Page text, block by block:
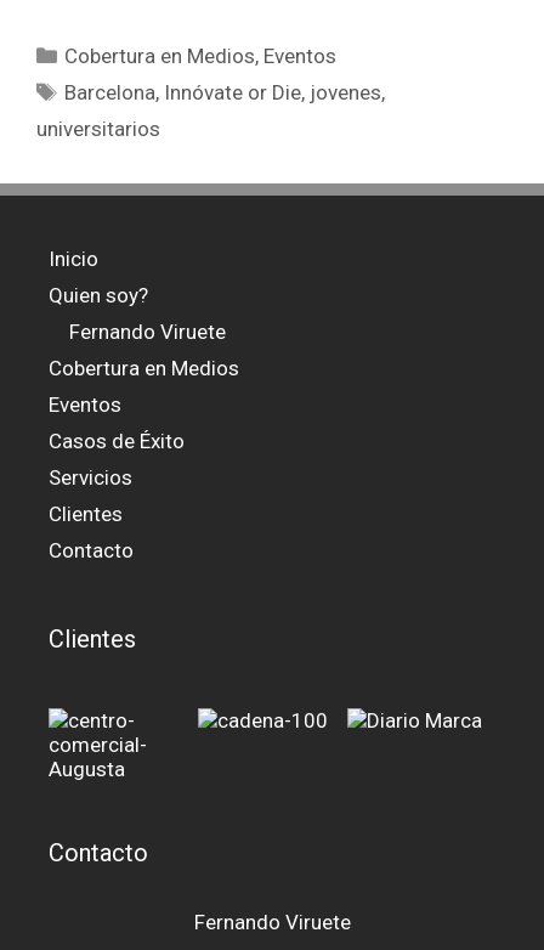
Categorías
Cobertura en Medios, Eventos
Etiquetas
Barcelona, Innóvate or Die, jovenes,
universitarios
Inicio
Quien soy?
Fernando Viruete
Cobertura en Medios
Eventos
Casos de Éxito
Servicios
Clientes
Contacto
Clientes
Contacto
Fernando Viruete